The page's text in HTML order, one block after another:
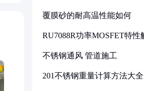
覆膜砂的耐高温性能如何
RU7088R功率MOSFET特性
不锈钢通风 管道施工
201不锈钢重量计算方法大全